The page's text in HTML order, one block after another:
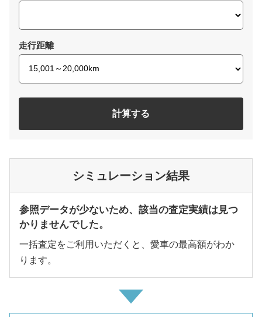
走行距離
計算する
シミュレーション結果
参照データが少ないため、該当の査定実績は見つ
かりませんでした。
一括査定をご利用いただくと、愛車の最高額がわか
ります。